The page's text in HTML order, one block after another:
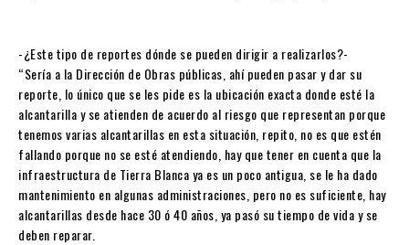
-¿Este tipo de reportes dónde se pueden dirigir a realizarlos?-
“Sería a la Dirección de Obras públicas, ahí pueden pasar y dar su
reporte, lo único que se les pide es la ubicación exacta donde esté la
alcantarilla y se atienden de acuerdo al riesgo que representan porque
tenemos varias alcantarillas en esta situación, repito, no es que estén
fallando porque no se esté atendiendo, hay que tener en cuenta que la
infraestructura de Tierra Blanca ya es un poco antigua, se le ha dado
mantenimiento en algunas administraciones, pero no es suficiente, hay
alcantarillas desde hace 30 ó 40 años, ya pasó su tiempo de vida y se
deben reparar.